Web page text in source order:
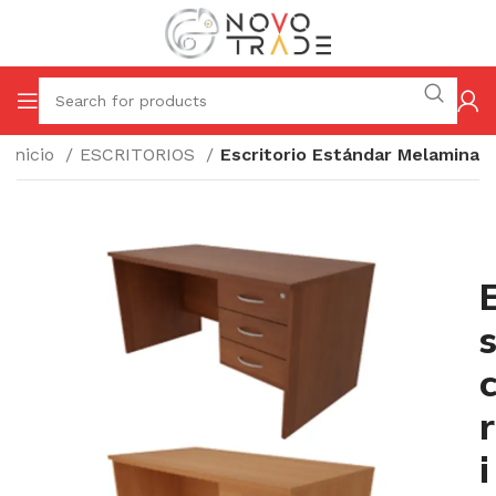
Inicio ESCRITORIOS Escritorio Estándar Melamina
s
c
r
i